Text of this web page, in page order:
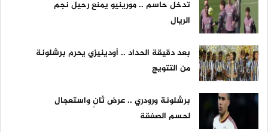
تدخل حاسم .. مورينيو يمنع رحيل نجم
الريال
بعد دقيقة الحداد .. أودينيزي يحرم برشلونة
من التتويج
برشلونة ورودري .. عرض ثانٍ واستعجال
لحسم الصفقة